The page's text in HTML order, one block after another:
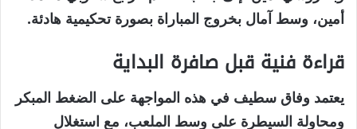
أمين، وسط آمال بخروج المباراة بصورة تحكيمية هادئة.
قراءة فنية قبل صافرة البداية
يعتمد وفاق سطيف في هذه المواجهة على الضغط المبكر
ومحاولة السيطرة على وسط الملعب، مع استغلال